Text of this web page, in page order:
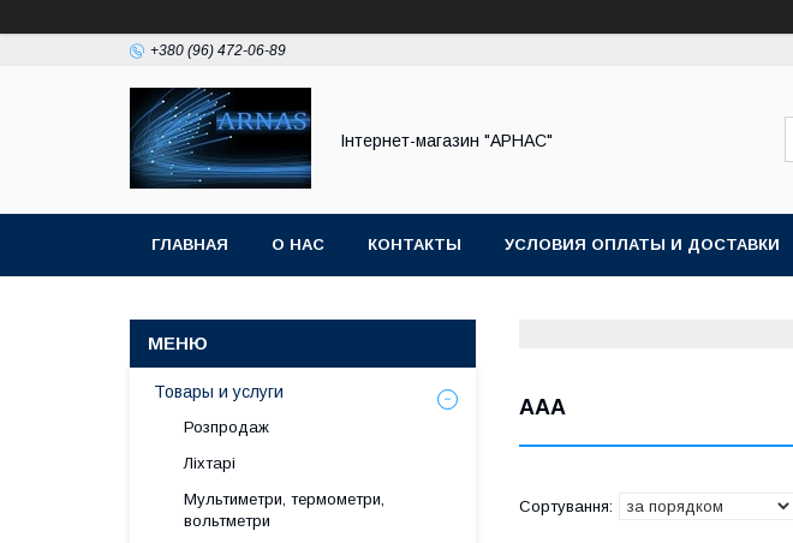
+380 (96) 472-06-89
Інтернет-магазин "АРНАС"
ГЛАВНАЯ О НАС КОНТАКТЫ УСЛОВИЯ ОПЛАТЫ И ДОСТАВКИ
AAA
Товары и услуги
Розпродаж
Ліхтарі
Мультиметри, термометри,
вольтметри